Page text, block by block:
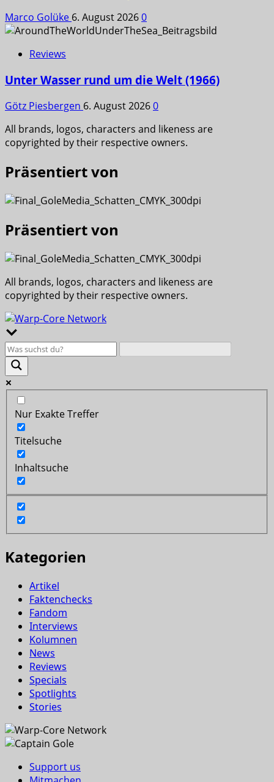
Marco Golüke 6. August 20260
Reviews
Unter Wasser rund um die Welt (1966)
Götz Piesbergen 6. August 20260
All brands, logos, characters and likeness are
copyrighted by their respective owners.
Präsentiert von
Präsentiert von
All brands, logos, characters and likeness are
copyrighted by their respective owners.
Nur Exakte Treffer
Titelsuche
Inhaltsuche
Kategorien
Artikel
Faktenchecks
Fandom
Interviews
Kolumnen
News
Reviews
Specials
Spotlights
Stories
Support us